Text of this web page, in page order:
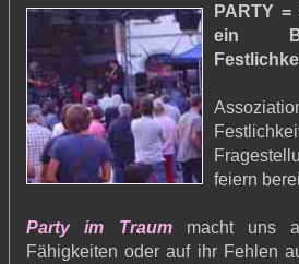
PARTY
ein
feiern
Party im Traummacht uns
Fähigkeiten oder auf ihr Fehlen